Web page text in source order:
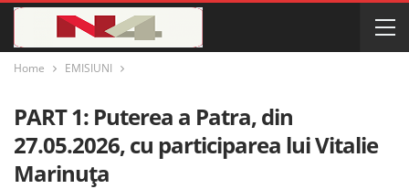
Home EMISIUNI
PART 1: Puterea a Patra, din
27.05.2026, cu participarea lui Vitalie
Marinuța